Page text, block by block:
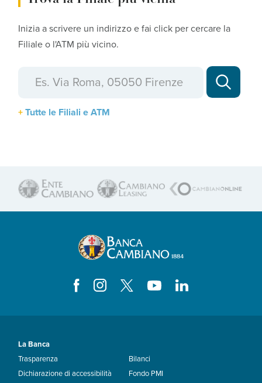
Inizia a scrivere un indirizzo e fai click per cercare la
Filiale o l'ATM più vicino.
Tutte le Filiali e ATM
La Banca
Trasparenza
Dichiarazione di accessibilità
Bilanci
Fondo PMI